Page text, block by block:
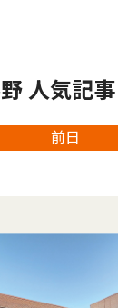
人気記
前日